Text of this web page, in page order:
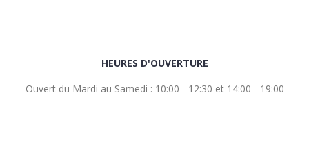
HEURES D'OUVERTURE
Ouvert du Mardi au Samedi : 10:00 - 12:30 et 14:00 - 19:00